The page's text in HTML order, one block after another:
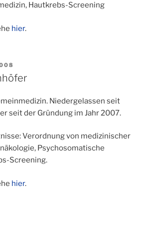
Hautkrebs-Screening
hier.
Niedergelassen seit
seit der Gründung im Jahr 2007.
Verordnung von medizinischer
Psychosomatische
Screening.
hier.